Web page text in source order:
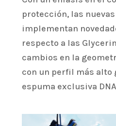
protección, las
implementan
respecto a las
cambios en la
con un perfil más alto
espuma exclusiva